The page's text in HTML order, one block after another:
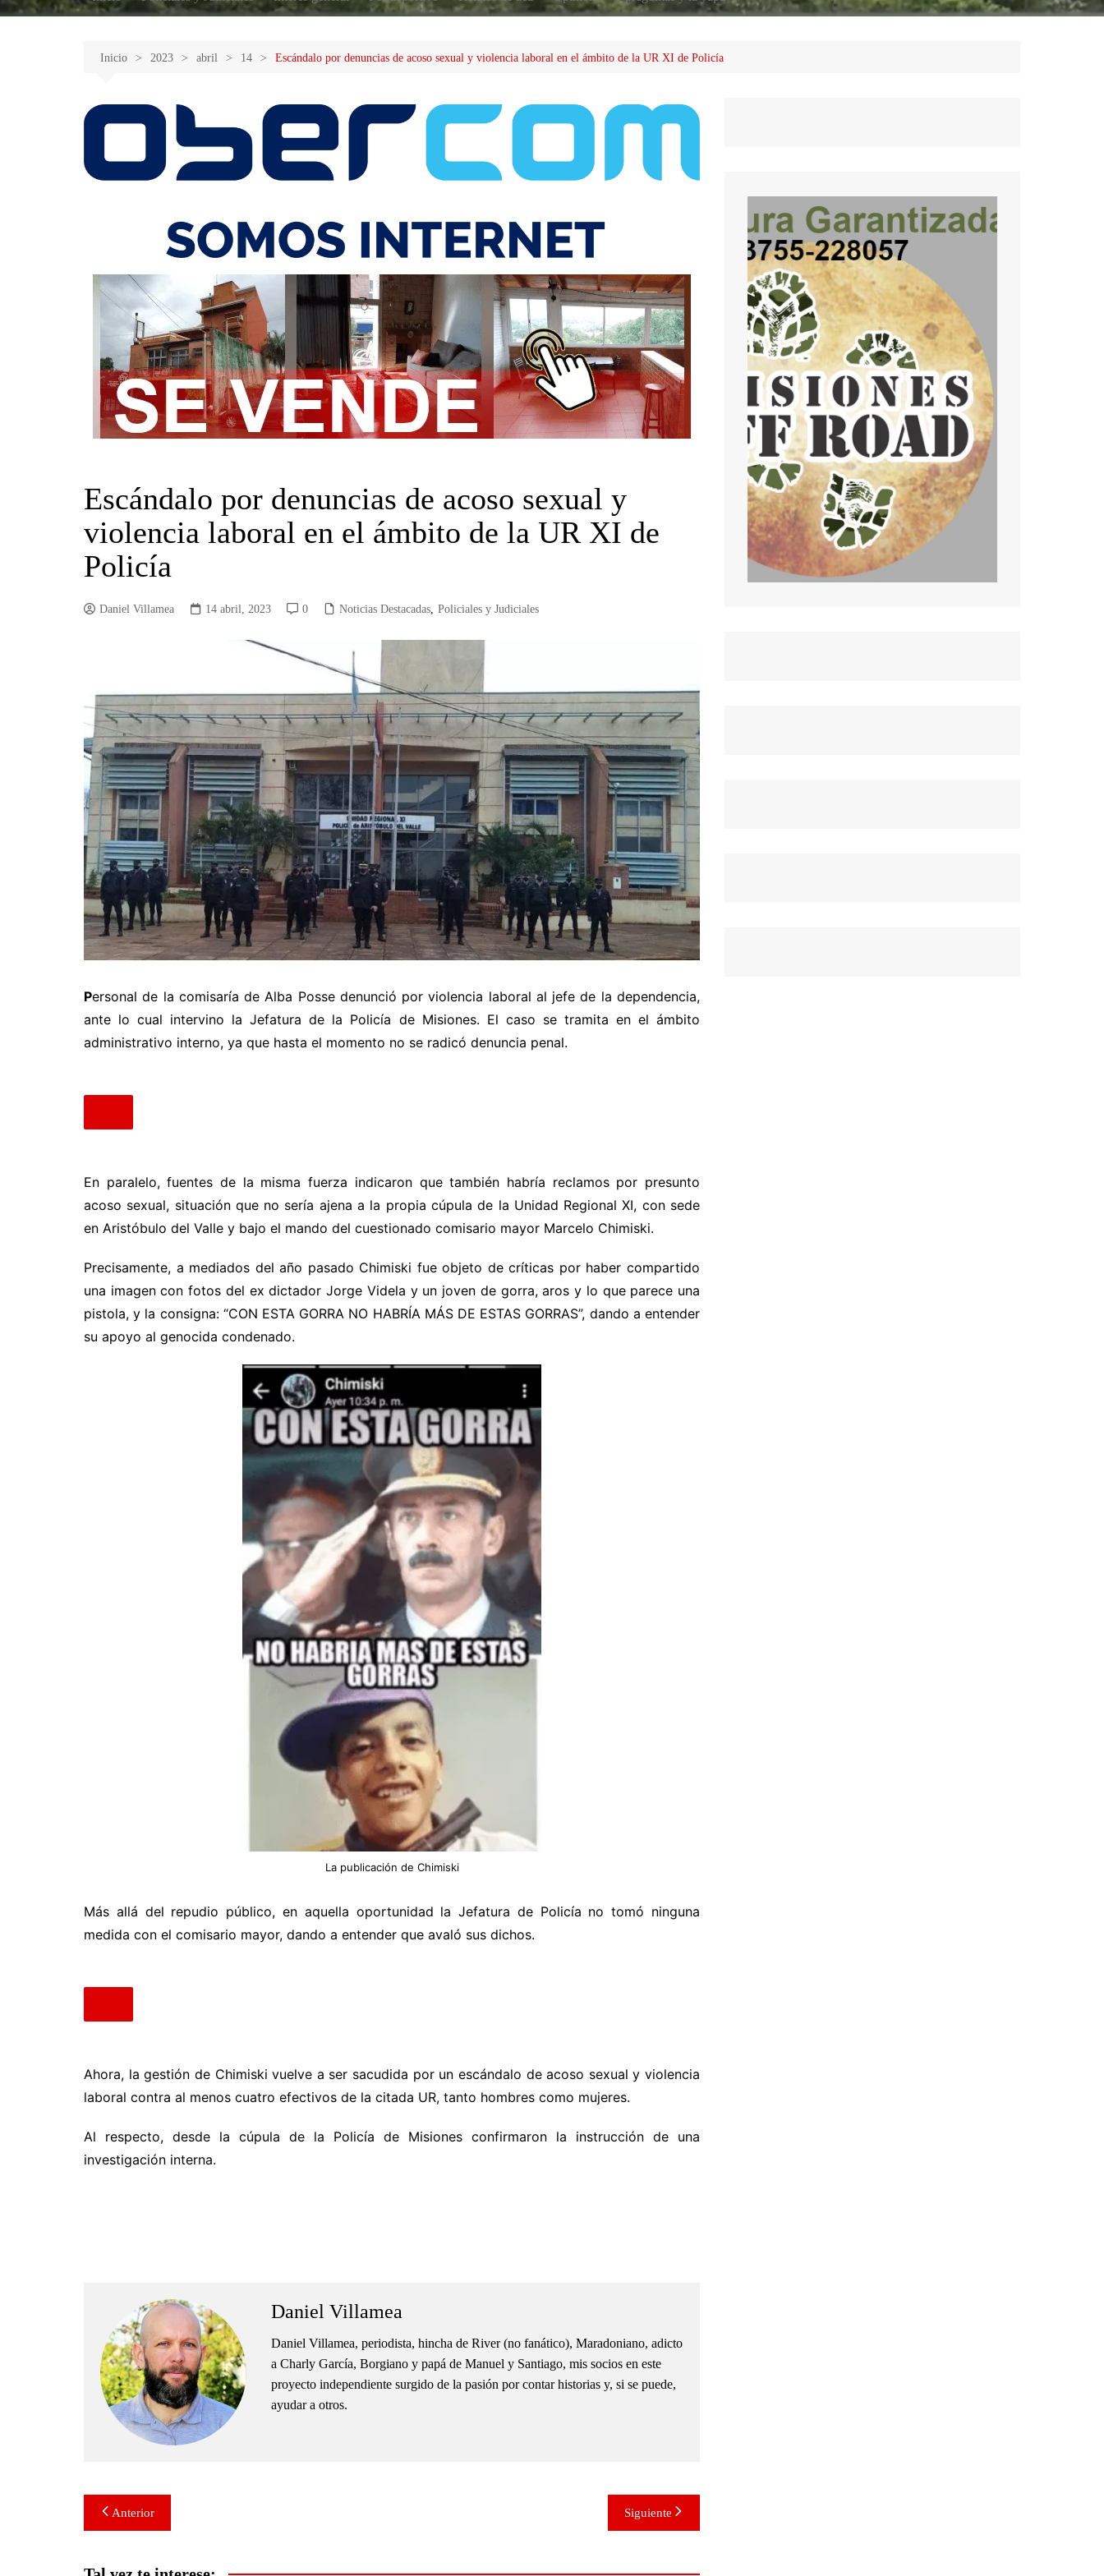
Inicio 2023 abril 14 Escándalo por denuncias de acoso sexual y violencia laboral en el ámbito de la UR XI de Policía
Escándalo por denuncias de acoso sexual y
violencia laboral en el ámbito de la UR XI de
Policía
Daniel Villamea 14 abril, 2023 0 Noticias Destacadas, Policiales y Judiciales
Personal de la comisaría de Alba Posse denunció por violencia laboral al jefe de la dependencia,
ante lo cual intervino la Jefatura de la Policía de Misiones. El caso se tramita en el ámbito
administrativo interno, ya que hasta el momento no se radicó denuncia penal.
En paralelo, fuentes de la misma fuerza indicaron que también habría reclamos por presunto
acoso sexual, situación que no sería ajena a la propia cúpula de la Unidad Regional XI, con sede
en Aristóbulo del Valle y bajo el mando del cuestionado comisario mayor Marcelo Chimiski.
Precisamente, a mediados del año pasado Chimiski fue objeto de críticas por haber compartido
una imagen con fotos del ex dictador Jorge Videla y un joven de gorra, aros y lo que parece una
pistola, y la consigna: “CON ESTA GORRA NO HABRÍA MÁS DE ESTAS GORRAS”, dando a entender
su apoyo al genocida condenado.
La publicación de Chimiski
Más allá del repudio público, en aquella oportunidad la Jefatura de Policía no tomó ninguna
medida con el comisario mayor, dando a entender que avaló sus dichos.
Ahora, la gestión de Chimiski vuelve a ser sacudida por un escándalo de acoso sexual y violencia
laboral contra al menos cuatro efectivos de la citada UR, tanto hombres como mujeres.
Al respecto, desde la cúpula de la Policía de Misiones confirmaron la instrucción de una
investigación interna.
Daniel Villamea
Daniel Villamea, periodista, hincha de River (no fanático), Maradoniano, adicto
a Charly García, Borgiano y papá de Manuel y Santiago, mis socios en este
proyecto independiente surgido de la pasión por contar historias y, si se puede,
ayudar a otros.
Navegación
de
Anterior Siguiente